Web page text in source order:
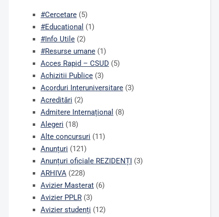
#Cercetare(5)
#Educational (1)
#Info Utile(2)
#Resurse umane(1)
Acces Rapid – CSUD (5)
Achizitii Publice(3)
Acorduri Interuniversitare(3)
Acreditări (2)
Admitere Internațional (8)
Alegeri (18)
Alte concursuri (11)
Anunțuri (121)
Anunțuri oficiale REZIDENȚI (3)
ARHIVA(228)
Avizier Masterat(6)
Avizier PPLR(3)
Avizier studenți (12)